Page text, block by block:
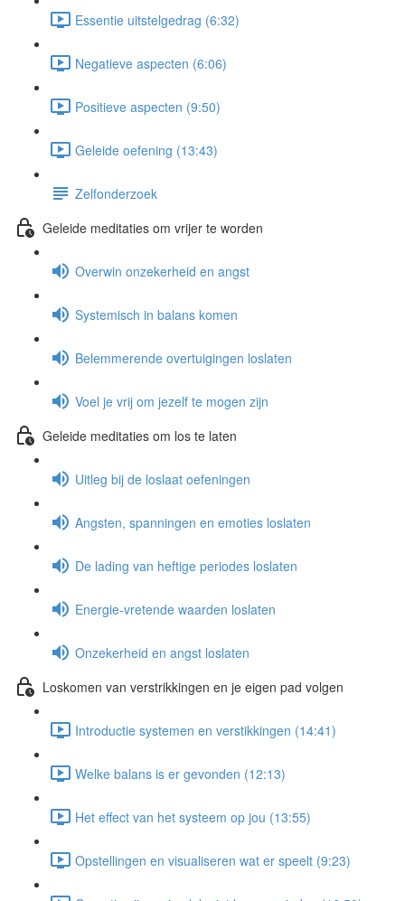
Essentie uitstelgedrag (6:32)
Negatieve aspecten (6:06)
Positieve aspecten (9:50)
Geleide oefening (13:43)
Zelfonderzoek
Geleide meditaties om vrijer te worden
Overwin onzekerheid en angst
Systemisch in balans komen
Belemmerende overtuigingen loslaten
Voel je vrij om jezelf te mogen zijn
Geleide meditaties om los te laten
Uitleg bij de loslaat oefeningen
Angsten, spanningen en emoties loslaten
De lading van heftige periodes loslaten
Energie-vretende waarden loslaten
Onzekerheid en angst loslaten
Loskomen van verstrikkingen en je eigen pad volgen
Introductie systemen en verstikkingen (14:41)
Welke balans is er gevonden (12:13)
Het effect van het systeem op jou (13:55)
Opstellingen en visualiseren wat er speelt (9:23)